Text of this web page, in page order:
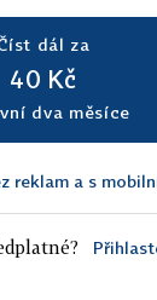
dál za
40 Kč
dva měsíce
reklam a s